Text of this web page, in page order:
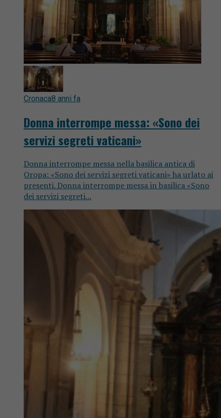
Cronaca8 anni fa
Donna interrompe messa: «Sono dei
servizi segreti vaticani»
Donna interrompe messa nella basilica antica di
Oropa: «Sono dei servizi segreti vaticani» ha urlato ai
presenti. Donna interrompe messa in basilica «Sono
dei servizi segreti...